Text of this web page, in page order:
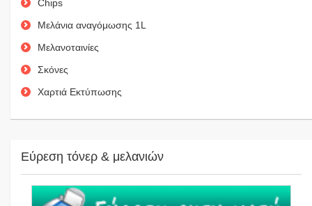
Chips
Μελάνια αναγόμωσης 1L
Μελανοταινίες
Σκόνες
Χαρτιά Εκτύπωσης
Εύρεση τόνερ & μελανιών